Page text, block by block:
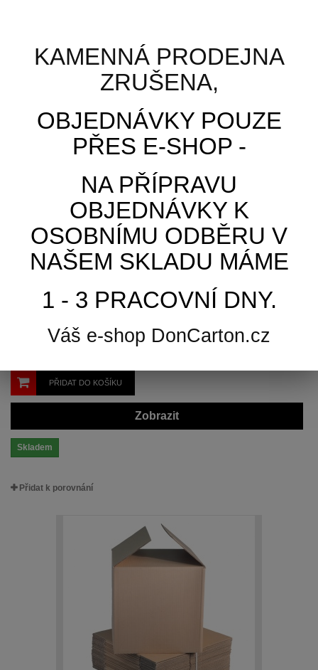
Přidat k porovnání
Kartonová krabice 3VVL 500x400x200 mm
22,30 Kč
PŘIDAT DO KOŠÍKU
Zobrazit
Skladem
Přidat k porovnání
KAMENNÁ PRODEJNA
ZRUŠENA,
OBJEDNÁVKY POUZE
PŘES E-SHOP -
NA PŘÍPRAVU
OBJEDNÁVKY K
OSOBNÍMU ODBĚRU V
NAŠEM SKLADU MÁME
1 - 3 PRACOVNÍ DNY.
Váš e-shop DonCarton.cz